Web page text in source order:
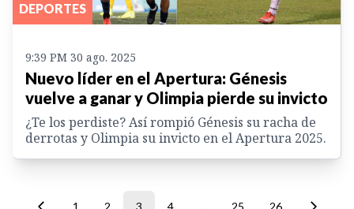
DEPORTES
9:39 PM 30 ago. 2025
Nuevo líder en el Apertura: Génesis
vuelve a ganar y Olimpia pierde su invicto
¿Te los perdiste? Así rompió Génesis su racha de
derrotas y Olimpia su invicto en el Apertura 2025.